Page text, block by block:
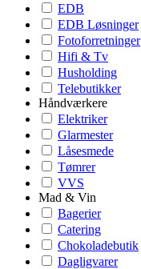
EDB
EDB Løsninger
Fotoforretninger
Hifi & Tv
Husholding
Telebutikker
Håndværkere
Elektriker
Glarmester
Låsesmede
Tømrer
VVS
Mad & Vin
Bagerier
Catering
Chokoladebutik
Dagligvarer